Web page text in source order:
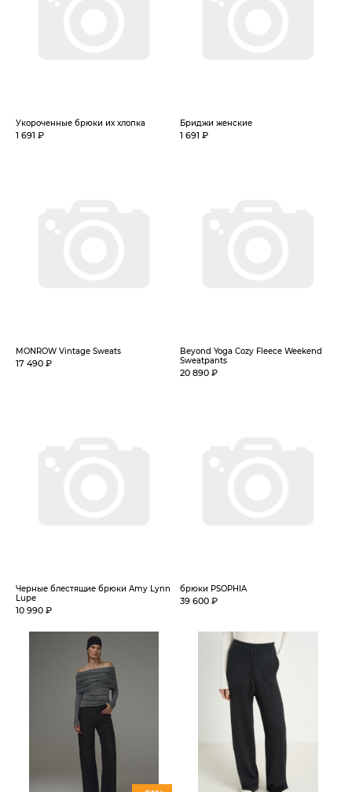
Укороченные брюки их хлопка
1 691 ₽
Бриджи женские
1 691 ₽
MONROW Vintage Sweats
17 490 ₽
Beyond Yoga Cozy Fleece Weekend
Sweatpants
20 890 ₽
Черные блестящие брюки Amy Lynn
Lupe
10 990 ₽
брюки PSOPHIA
39 600 ₽